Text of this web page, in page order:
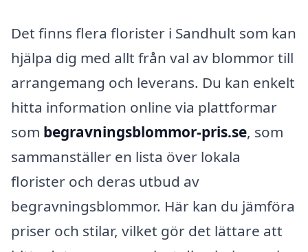
Det finns flera florister i Sandhult som kan
hjälpa dig med allt från val av blommor till
arrangemang och leverans. Du kan enkelt
hitta information online via plattformar
som begravningsblommor-pris.se, som
sammanställer en lista över lokala
florister och deras utbud av
begravningsblommor. Här kan du jämföra
priser och stilar, vilket gör det lättare att